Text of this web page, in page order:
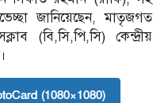
জানিয়েছেন, মাতৃজগত
(বি,সি,পি,সি) কেন্দ্রীয়
(1080×1080)